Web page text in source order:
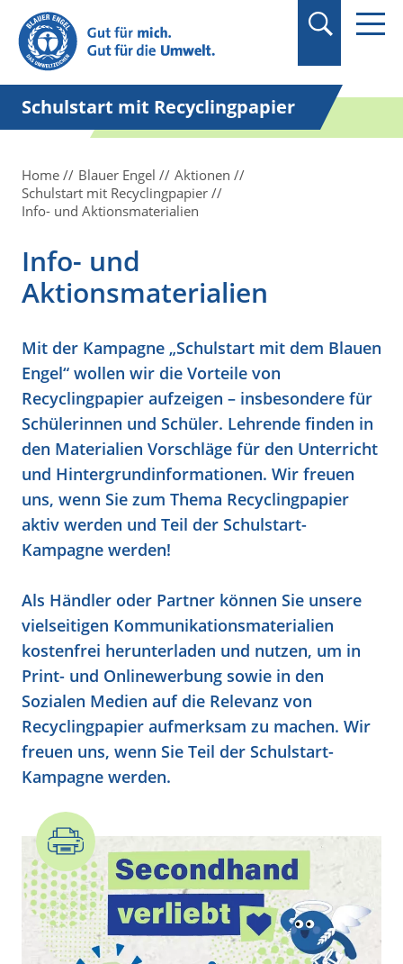
Suchbegriff in
Anführungszeichen
setzen.
Schulstart mit Recyclingpapier
Home Blauer Engel
Aktionen
Schulstart mit Recyclingpapier
Info- und Aktionsmaterialien
Info- und
Aktionsmaterialien
Mit der Kampagne „Schulstart mit dem Blauen
Engel“ wollen wir die Vorteile von
Recyclingpapier aufzeigen – insbesondere für
Schülerinnen und Schüler. Lehrende finden in
den Materialien Vorschläge für den Unterricht
und Hintergrundinformationen. Wir freuen
uns, wenn Sie zum Thema Recyclingpapier
aktiv werden und Teil der Schulstart-
Kampagne werden!
Als Händler oder Partner können Sie unsere
vielseitigen Kommunikationsmaterialien
kostenfrei herunterladen und nutzen, um in
Print- und Onlinewerbung sowie in den
Sozialen Medien auf die Relevanz von
Recyclingpapier aufmerksam zu machen. Wir
freuen uns, wenn Sie Teil der Schulstart-
Kampagne werden.